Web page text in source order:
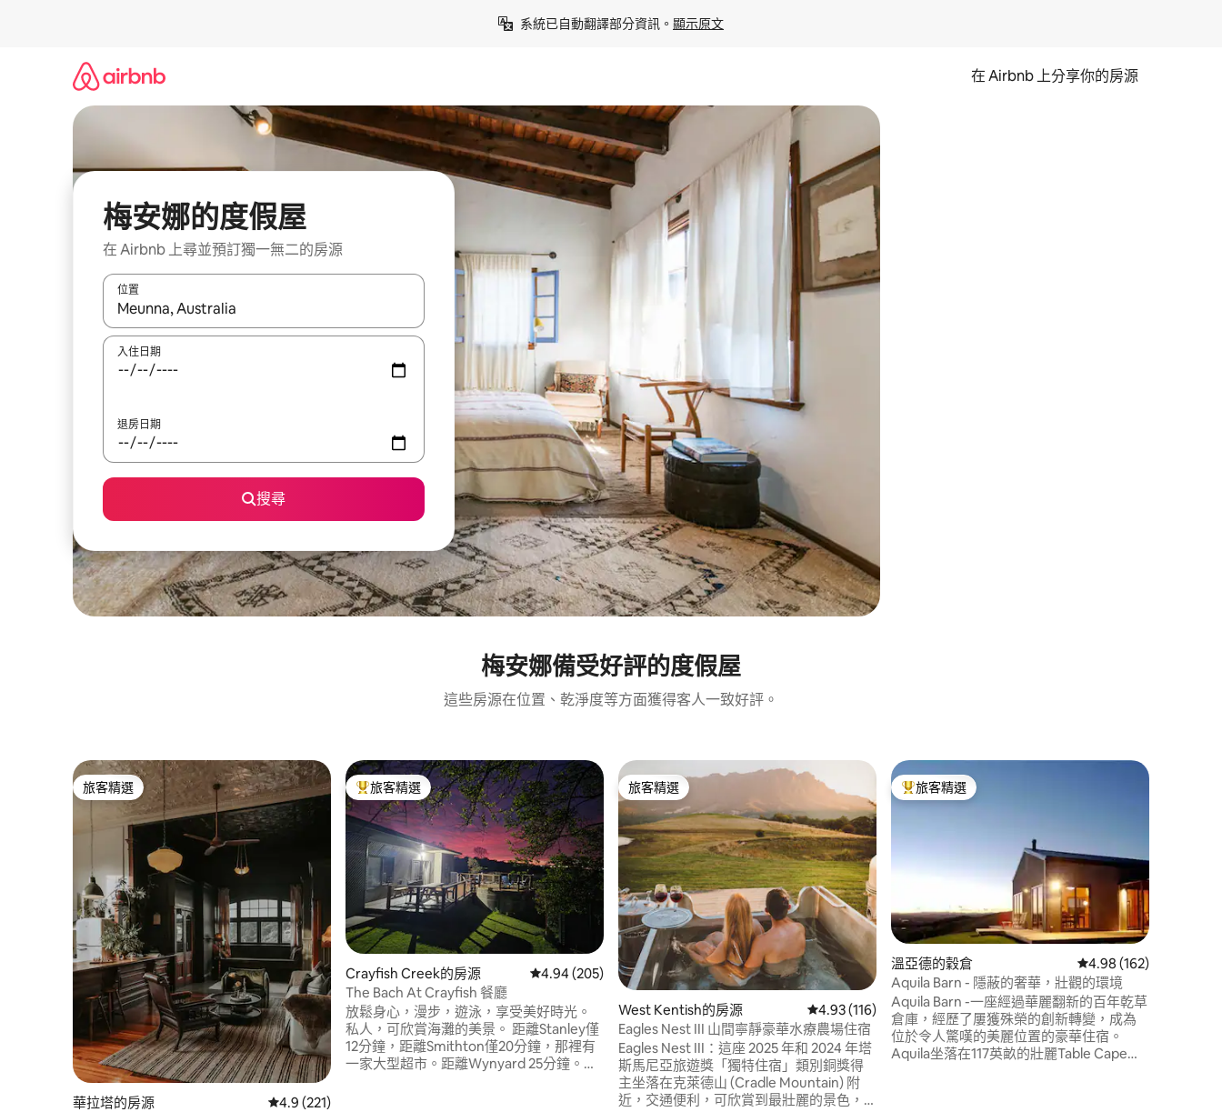
系統已自動翻譯部分資訊。 顯示原文
在 Airbnb 上分享你的房源
梅安娜的度假屋
在 Airbnb 上尋並預訂獨一無二的房源
位置
如有搜尋結果，瀏覽內容時請使用上下箭頭，或輕點、滑動裝置。
入住日期
退房日期
搜尋
梅安娜備受好評的度假屋
這些房源在位置、乾淨度等方面獲得客人一致好評。
旅客精選
旅客精選
華拉塔的房源 從 221 則評價中獲得 4.9 的平均評分（滿分 5 分）
4.9 (221)
旅客精選榜首
旅客精選
Crayfish Creek的房源 從 205 則評價中獲得 4.94 的平均評分（滿分 5 分）
4.94 (205)
The Bach At Crayfish 餐廳
放鬆身心，漫步，遊泳，享受美好時光。
私人，可欣賞海灘的美景。 距離Stanley僅
12分鐘，距離Smithton僅20分鐘，那裡有
一家大型超市。距離Wynyard 25分鐘。
旅客精選
旅客精選
West Kentish的房源 從 116 則評價中獲得 4.93 的平均評分（滿分 5 分）
4.93 (116)
Eagles Nest III 山間寧靜豪華水療農場住宿
Eagles Nest III：這座 2025 年和 2024 年塔
斯馬尼亞旅遊獎「獨特住宿」類別銅獎得
主坐落在克萊德山 (Cradle Mountain) 附
近，交通便利，可欣賞到最壯麗的景色，
旅客精選榜首
旅客精選
溫亞德的穀倉 從 162 則評價中獲得
4.98 (162)
Aquila Barn - 隱蔽的奢華，壯觀的環境
Aquila Barn -一座經過華麗翻新的百年乾草
倉庫，經歷了屢獲殊榮的創新轉變，成為
位於令人驚嘆的美麗位置的豪華住宿。
Aquila坐落在117英畝的壯麗Table Cape高